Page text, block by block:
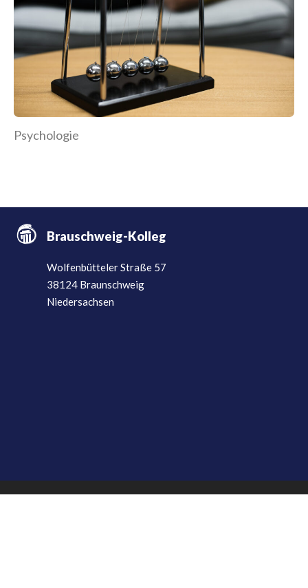
Psychologie
Brauschweig-Kolleg
Wolfenbütteler Straße 57
38124 Braunschweig
Niedersachsen